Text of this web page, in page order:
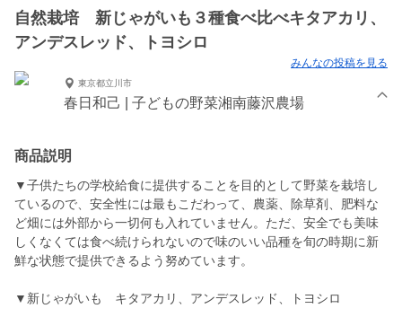
自然栽培 新じゃがいも３種食べ比べキタアカリ、
アンデスレッド、トヨシロ
みんなの投稿を見る
東京都立川市
春日和己 | 子どもの野菜湘南藤沢農場
商品説明
▼子供たちの学校給食に提供することを目的として野菜を栽培し
ているので、安全性には最もこだわって、農薬、除草剤、肥料な
ど畑には外部から一切何も入れていません。ただ、安全でも美味
しくなくては食べ続けられないので味のいい品種を旬の時期に新
鮮な状態で提供できるよう努めています。
▼新じゃがいも キタアカリ、アンデスレッド、トヨシロ